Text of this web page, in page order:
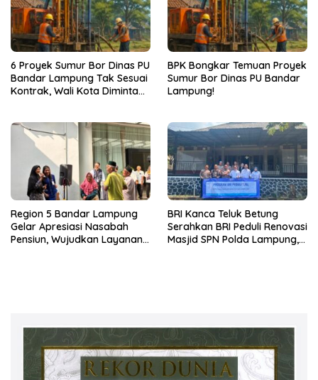
6 Proyek Sumur Bor Dinas PU
Bandar Lampung Tak Sesuai
Kontrak, Wali Kota Diminta
BPK Bongkar Temuan Proyek
Sumur Bor Dinas PU Bandar
Lampung!
Region 5 Bandar Lampung
Gelar Apresiasi Nasabah
Pensiun, Wujudkan Layanan
BRI Kanca Teluk Betung
Serahkan BRI Peduli Renovasi
Masjid SPN Polda Lampung,